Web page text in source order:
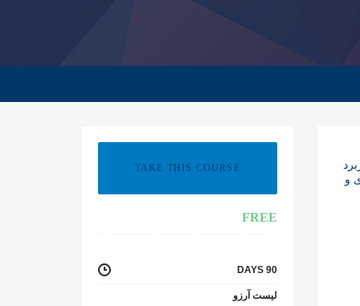
و
TAKE THIS COURSE
FREE
90 DAYS
لیست آرزو